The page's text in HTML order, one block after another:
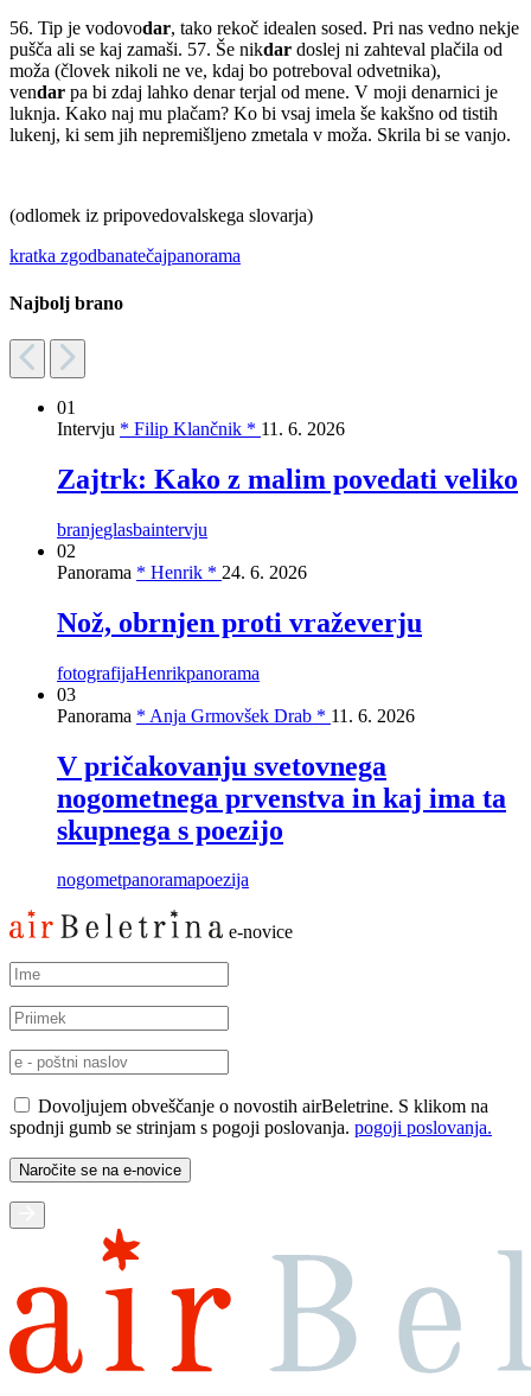
56. Tip je vodovodar, tako rekoč idealen sosed. Pri nas vedno nekje
pušča ali se kaj zamaši. 57. Še nikdar doslej ni zahteval plačila od
moža (človek nikoli ne ve, kdaj bo potreboval odvetnika),
vendar pa bi zdaj lahko denar terjal od mene. V moji denarnici je
luknja. Kako naj mu plačam? Ko bi vsaj imela še kakšno od tistih
lukenj, ki sem jih nepremišljeno zmetala v moža. Skrila bi se vanjo.
(odlomek iz pripovedovalskega slovarja)
kratka zgodbanatečajpanorama
Najbolj brano
01
Intervju * Filip Klančnik * 11. 6. 2026
Zajtrk: Kako z malim povedati veliko
branjeglasbaintervju
02
Panorama * Henrik * 24. 6. 2026
Nož, obrnjen proti vraževerju
fotografijaHenrikpanorama
03
Panorama * Anja Grmovšek Drab * 11. 6. 2026
V pričakovanju svetovnega
nogometnega prvenstva in kaj ima ta
skupnega s poezijo
nogometpanoramapoezija
e-novice
Dovoljujem obveščanje o novostih airBeletrine. S klikom na
spodnji gumb se strinjam s pogoji poslovanja. pogoji poslovanja.